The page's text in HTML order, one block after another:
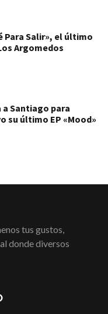
Para Salir», el último
Argomedos
Santiago para
su último EP «Mood»
tus gustos,
donde diversos